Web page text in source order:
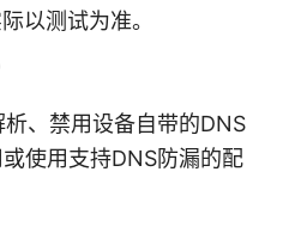
以测试为准。
、禁用设备自带的DNS
使用支持DNS防漏的配